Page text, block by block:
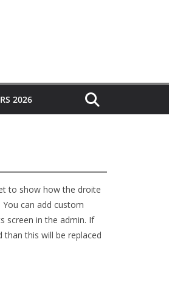
2026
to show how the droite
can add custom
screen in the admin. If
this will be replaced